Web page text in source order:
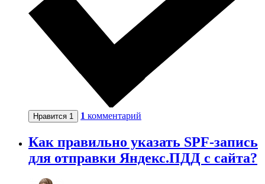
Нравится 1 1 комментарий
Как правильно указать SPF-запись
для отправки Яндекс.ПДД с сайта?